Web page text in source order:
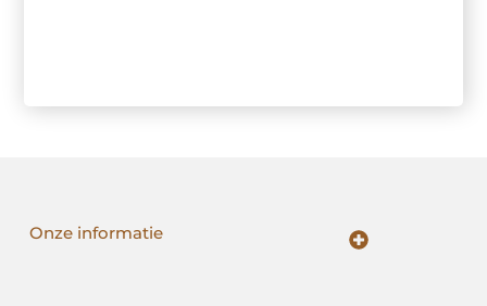
Onze informatie